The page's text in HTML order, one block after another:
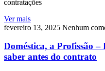
contratações
Ver mais
fevereiro 13, 2025 Nenhum
Doméstica, a Profissão
saber antes do contrato